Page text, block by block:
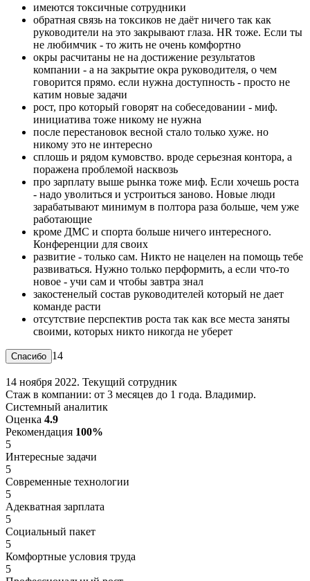
имеются токсичные сотрудники
обратная связь на токсиков не даёт ничего так как
руководители на это закрывают глаза. HR тоже. Если ты
не любимчик - то жить не очень комфортно
окры расчитаны не на достижение результатов
компании - а на закрытие окра руководителя, о чем
говорится прямо. если нужна доступность - просто не
катим новые задачи
рост, про который говорят на собеседовании - миф.
инициатива тоже никому не нужна
после перестановок весной стало только хуже. но
никому это не интересно
сплошь и рядом кумовство. вроде серьезная контора, а
поражена проблемой насквозь
про зарплату выше рынка тоже миф. Если хочешь роста
- надо уволиться и устроиться заново. Новые люди
зарабатывают минимум в полтора раза больше, чем уже
работающие
кроме ДМС и спорта больше ничего интересного.
Конференции для своих
развитие - только сам. Никто не нацелен на помощь тебе
развиваться. Нужно только перформить, а если что-то
новое - учи сам и чтобы завтра знал
закостенелый состав руководителей который не дает
команде расти
отсутствие перспектив роста так как все места заняты
своими, которых никто никогда не уберет
14
14 ноября 2022. Текущий сотрудник
Стаж в компании: от 3 месяцев до 1 года. Владимир.
Системный аналитик
Оценка 4.9
Рекомендация 100%
5
Интересные задачи
5
Современные технологии
5
Адекватная зарплата
5
Социальный пакет
5
Комфортные условия труда
5